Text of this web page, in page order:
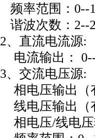
频率范围：0--
谐波次数：
2、直流电流源:
电流输出：
3、交流电压源:
相电压输出（
线电压输出（
相电压/线电压